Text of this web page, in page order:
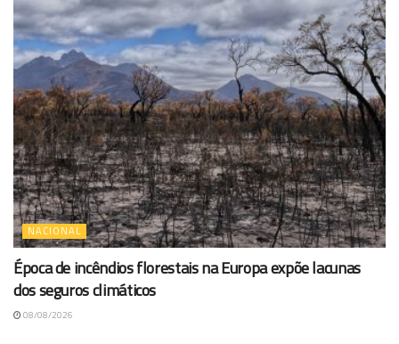
NACIONAL
Época de incêndios florestais na Europa expõe lacunas
dos seguros climáticos
08/08/2026